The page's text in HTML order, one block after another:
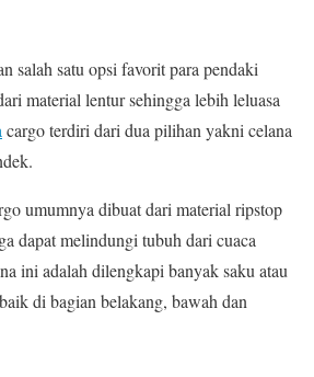
salah satu opsi favorit para pendaki
material lentur sehingga lebih leluasa
cargo terdiri dari dua pilihan yakni celana
umumnya dibuat dari material ripstop
dapat melindungi tubuh dari cuaca
ini adalah dilengkapi banyak saku atau
di bagian belakang, bawah dan